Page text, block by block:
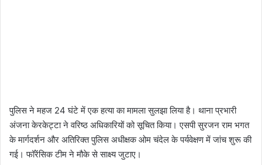
पुलिस ने महज 24 घंटे में एक हत्या का मामला सुलझा लिया है। थाना प्रभारी
अंजना केरकेट्टा ने वरिष्ठ अधिकारियों को सूचित किया। एसपी सुरजन राम भगत
के मार्गदर्शन और अतिरिक्त पुलिस अधीक्षक ओम चंदेल के पर्यवेक्षण में जांच शुरू की
गई। फॉरेंसिक टीम ने मौके से साक्ष्य जुटाए।